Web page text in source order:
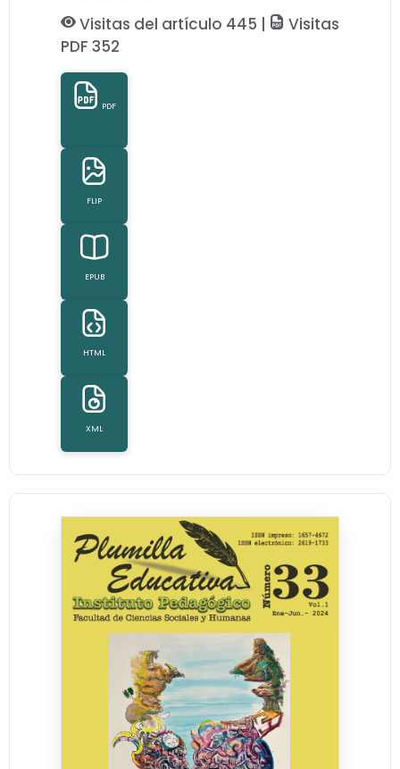
Visitas del artículo 445 |
Visitas
PDF 352
PDF
FLIP
EPUB
HTML
XML